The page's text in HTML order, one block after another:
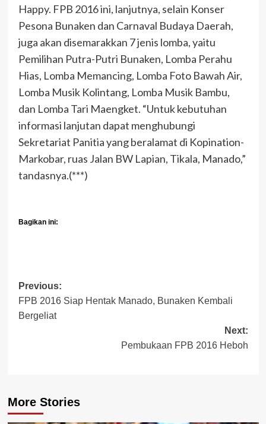
Happy. FPB 2016 ini, lanjutnya, selain Konser
Pesona Bunaken dan Carnaval Budaya Daerah,
juga akan disemarakkan 7 jenis lomba, yaitu
Pemilihan Putra-Putri Bunaken, Lomba Perahu
Hias, Lomba Memancing, Lomba Foto Bawah Air,
Lomba Musik Kolintang, Lomba Musik Bambu,
dan Lomba Tari Maengket. “Untuk kebutuhan
informasi lanjutan dapat menghubungi
Sekretariat Panitia yang beralamat di Kopination-
Markobar, ruas Jalan BW Lapian, Tikala, Manado,”
tandasnya.(***)
Bagikan ini:
Post
navigation
Previous:
FPB 2016 Siap Hentak Manado, Bunaken Kembali
Bergeliat
Next:
Pembukaan FPB 2016 Heboh
More Stories